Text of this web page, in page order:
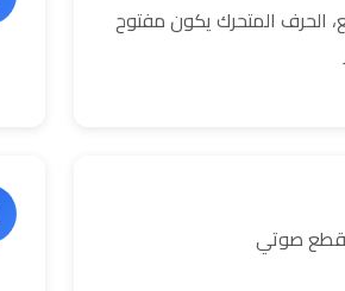
المتحرك يكون مفتوح
صوتي